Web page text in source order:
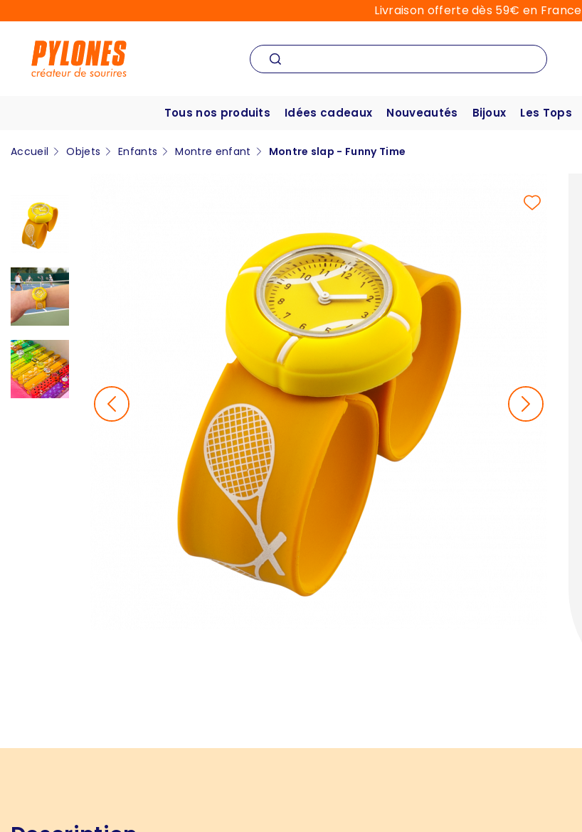
Livraison offerte dès 59€ en France
Tous nos produits Idées cadeaux Nouveautés Bijoux Les Tops
Accueil Objets Enfants Montre enfant Montre slap - Funny Time